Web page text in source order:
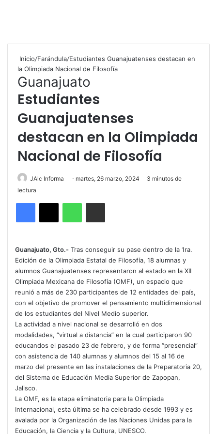
Inicio/Farándula/Estudiantes Guanajuatenses destacan en
la Olimpiada Nacional de Filosofía
Guanajuato
Estudiantes
Guanajuatenses
destacan en la Olimpiada
Nacional de Filosofía
JAlc Informa martes, 26 marzo, 2024
3 minutos de
lectura
Guanajuato, Gto.- Tras conseguir su pase dentro de la 1ra.
Edición de la Olimpiada Estatal de Filosofía, 18 alumnas y
alumnos Guanajuatenses representaron al estado en la XII
Olimpiada Mexicana de Filosofía (OMF), un espacio que
reunió a más de 230 participantes de 12 entidades del país,
con el objetivo de promover el pensamiento multidimensional
de los estudiantes del Nivel Medio superior.
La actividad a nivel nacional se desarrolló en dos
modalidades, “virtual a distancia” en la cual participaron 90
educandos el pasado 23 de febrero, y de forma “presencial”
con asistencia de 140 alumnas y alumnos del 15 al 16 de
marzo del presente en las instalaciones de la Preparatoria 20,
del Sistema de Educación Media Superior de Zapopan,
Jalisco.
La OMF, es la etapa eliminatoria para la Olimpiada
Internacional, esta última se ha celebrado desde 1993 y es
avalada por la Organización de las Naciones Unidas para la
Educación, la Ciencia y la Cultura, UNESCO.